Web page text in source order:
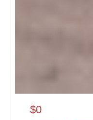
$0